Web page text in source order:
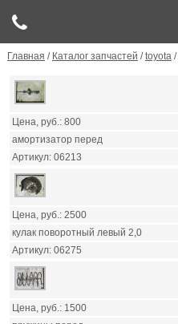
Главная / Каталог запчастей /toyota/
800
амортизатор перед
06213
2500
кулак поворотный левый 2,0
06275
1500